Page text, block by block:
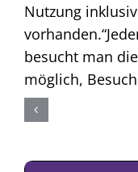
Nutzung
besucht man
möglich,